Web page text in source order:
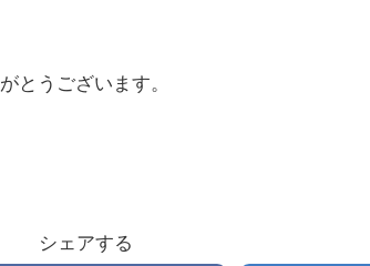
とうございます。
シェアする